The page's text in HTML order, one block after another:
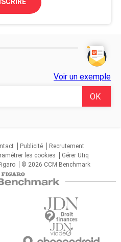
Voir un exemple
Publicité
Recrutement
les cookies
Gérer Utiq
© 2026 CCM Benchmark